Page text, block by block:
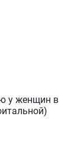
у женщин в